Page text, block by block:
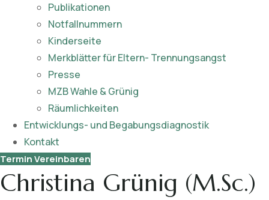
Publikationen​
Notfallnummern
Kinderseite
Merkblätter für Eltern- Trennungsangst
Presse
MZB Wahle & Grünig
Räumlichkeiten
Entwicklungs- und Begabungsdiagnostik
Kontakt
Termin Vereinbaren
Christina Grünig (M.Sc.)